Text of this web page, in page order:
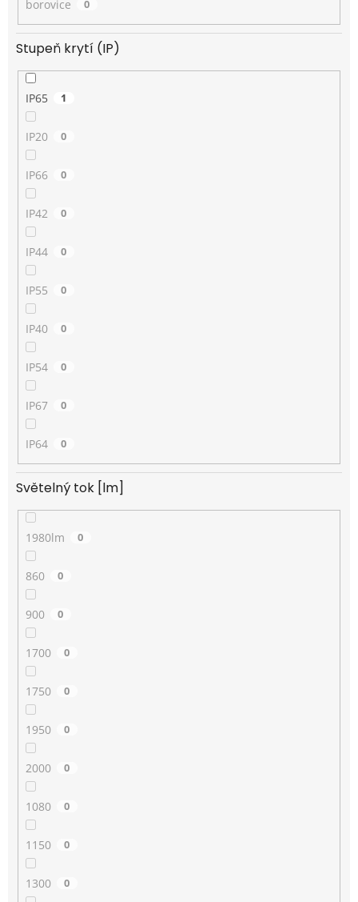
borovice 0
Stupeň krytí (IP)
IP65 1
IP20 0
IP66 0
IP42 0
IP44 0
IP55 0
IP40 0
IP54 0
IP67 0
IP64 0
Světelný tok [lm]
1980lm 0
860 0
900 0
1700 0
1750 0
1950 0
2000 0
1080 0
1150 0
1300 0